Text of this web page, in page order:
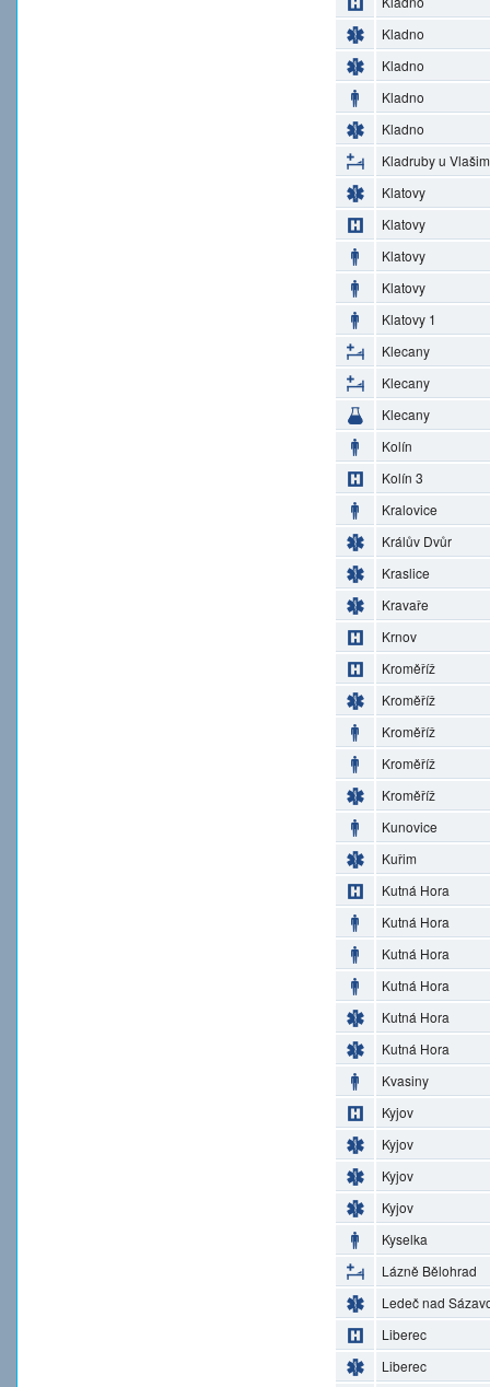
Kladno
Kladno
Kladno
Kladno
Kladruby u
Klatovy
Klatovy
Klatovy
Klatovy
Klatovy 1
Klecany
Klecany
Klecany
Kolín
Kolín 3
Kralovice
Králův Dvůr
Kraslice
Kravaře
Krnov
Kroměříž
Kroměříž
Kroměříž
Kroměříž
Kroměříž
Kunovice
Kuřim
Kutná Hora
Kutná Hora
Kutná Hora
Kutná Hora
Kutná Hora
Kutná Hora
Kvasiny
Kyjov
Kyjov
Kyjov
Kyjov
Kyselka
Lázně Bělohrad
Ledeč nad
Liberec
Liberec